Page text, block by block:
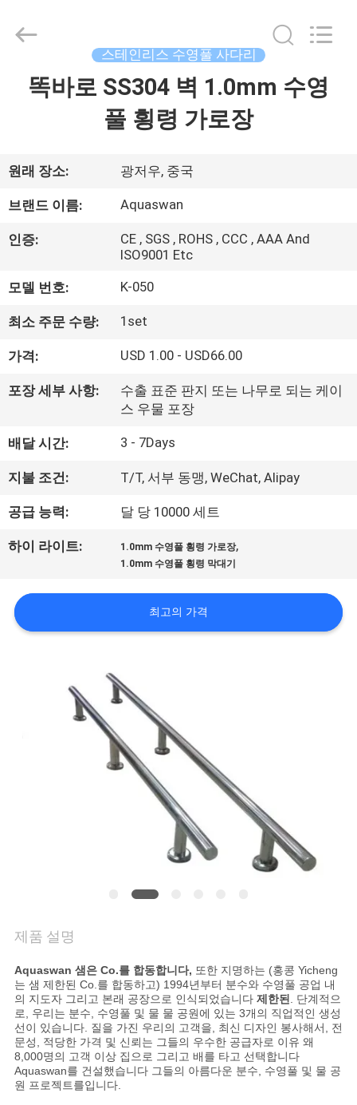
품
회
소
개
공
여
행
품
관
리
요
청
하
다
NEWS
스테인리스 수영풀 사다리
똑바로 SS304 벽 1.0mm 수영
풀 횡령 가로장
원래 장소: 광저우, 중국
브랜드 이름: Aquaswan
인증:
CE , SGS , ROHS , CCC , AAA And
ISO9001 Etc
모델 번호: K-050
최소 주문 수량: 1set
가격: USD 1.00 - USD66.00
포장 세부 사항:
수출 표준 판지 또는 나무로 되는 케이
스 우물 포장
배달 시간: 3 - 7Days
지불 조건: T/T, 서부 동맹, WeChat, Alipay
공급 능력: 달 당 10000 세트
하이 라이트: 1.0mm 수영풀 횡령 가로장,
1.0mm 수영풀 횡령 막대기
최고의 가격
제품 설명
Aquaswan 샘은 Co.를 합동합니다, 또한 지명하는 (홍콩 Yicheng
는 샘 제한된 Co.를 합동하고) 1994년부터 분수와 수영풀 공업 내
의 지도자 그리고 본래 공장으로 인식되었습니다 제한된. 단계적으
로, 우리는 분수, 수영풀 및 물 물 공원에 있는 3개의 직업적인 생성
선이 있습니다. 질을 가진 우리의 고객을, 최신 디자인 봉사해서, 전
문성, 적당한 가격 및 신뢰는 그들의 우수한 공급자로 이유 왜
8,000명의 고객 이상 집으로 그리고 배를 타고 선택합니다
Aquaswan를 건설했습니다 그들의 아름다운 분수, 수영풀 및 물 공
원 프로젝트를입니다.